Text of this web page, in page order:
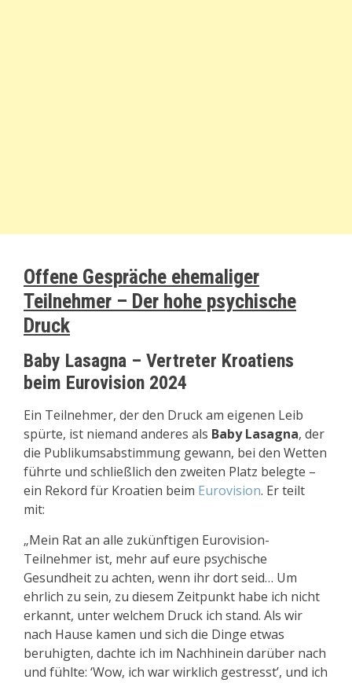
Offene Gespräche ehemaliger
Teilnehmer – Der hohe psychische
Druck
Baby Lasagna – Vertreter Kroatiens
beim Eurovision 2024
Ein Teilnehmer, der den Druck am eigenen Leib
spürte, ist niemand anderes als Baby Lasagna, der
die Publikumsabstimmung gewann, bei den Wetten
führte und schließlich den zweiten Platz belegte –
ein Rekord für Kroatien beim Eurovision. Er teilt
mit:
„Mein Rat an alle zukünftigen Eurovision-
Teilnehmer ist, mehr auf eure psychische
Gesundheit zu achten, wenn ihr dort seid… Um
ehrlich zu sein, zu diesem Zeitpunkt habe ich nicht
erkannt, unter welchem Druck ich stand. Als wir
nach Hause kamen und sich die Dinge etwas
beruhigten, dachte ich im Nachhinein darüber nach
und fühlte: ‘Wow, ich war wirklich gestresst’, und ich